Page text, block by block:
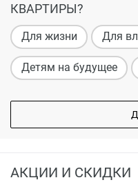
КВАРТИРЫ?
Для жизни Для
Детям на будущее
АКЦИИ И СКИДКИ